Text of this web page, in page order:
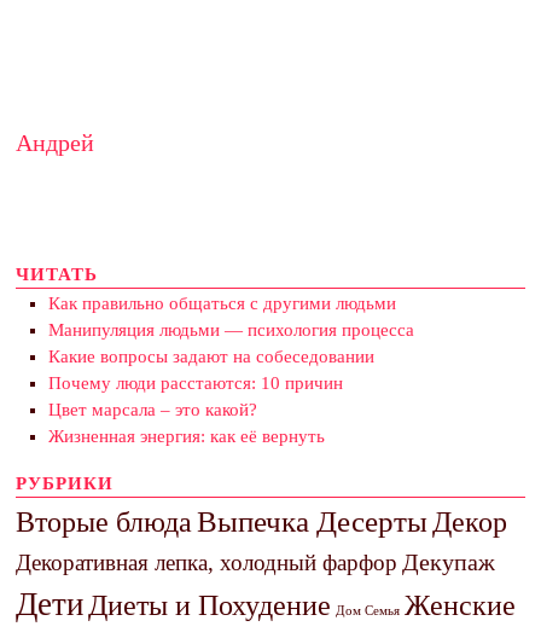
Андрей
ЧИТАТЬ
Как правильно общаться с другими людьми
Манипуляция людьми — психология процесса
Какие вопросы задают на собеседовании
Почему люди расстаются: 10 причин
Цвет марсала – это какой?
Жизненная энергия: как её вернуть
РУБРИКИ
Вторые блюдаВыпечка Десерты Декор
Декоративная лепка, холодный фарфор Декупаж
ДетиДиеты и Похудение Дом Семья Женские